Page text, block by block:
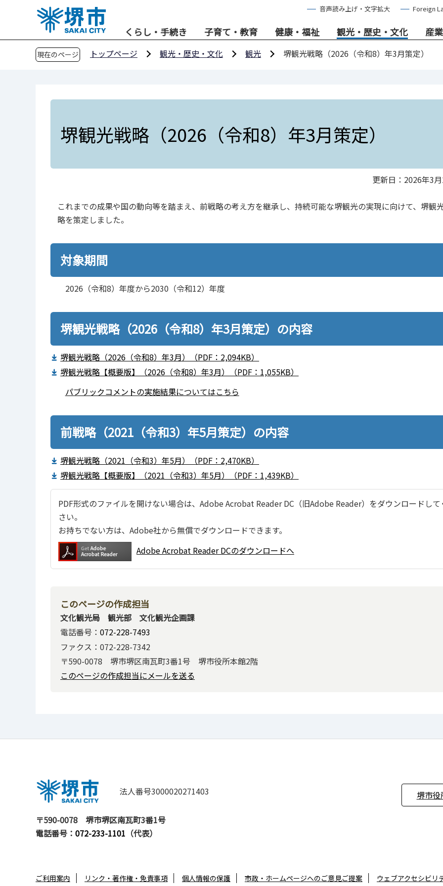
音声読み上げ・文字拡大 Foreign
くらし・手続き 子育て・教育 健康・福祉 観光・歴史・文化 産
現在のページ トップページ 観光・歴史・文化 観光 堺観光戦略（2026（令和8）年3月策定）
堺観光戦略（2026（令和8）年3月策定）
更新日：2026年3
これまでの成果や国の動向等を踏まえ、前戦略の考え方を継承し、持続可能な堺観光の実現に向けて、堺観
略を策定しました。
対象期間
2026（令和8）年度から2030（令和12）年度
堺観光戦略（2026（令和8）年3月策定）の内容
堺観光戦略（2026（令和8）年3月）（PDF：2,094KB）
堺観光戦略【概要版】（2026（令和8）年3月）（PDF：1,055KB）
パブリックコメントの実施結果についてはこちら
前戦略（2021（令和3）年5月策定）の内容
堺観光戦略（2021（令和3）年5月）（PDF：2,470KB）
堺観光戦略【概要版】（2021（令和3）年5月）（PDF：1,439KB）
PDF形式のファイルを開けない場合は、Adobe Acrobat Reader DC（旧Adobe Reader）をダウンロードして
さい。
お持ちでない方は、Adobe社から無償でダウンロードできます。
Adobe Acrobat Reader DCのダウンロードへ
このページの作成担当
文化観光局 観光部 文化観光企画課
電話番号： 072-228-7493
ファクス：072-228-7342
〒590-0078 堺市堺区南瓦町3番1号 堺市役所本館2階
このページの作成担当にメールを送る
法人番号3000020271403
〒590-0078
堺市堺区南瓦町3番1号
電話番号： 072-233-1101 （代表）
堺市
ご利用案内 リンク・著作権・免責事項 個人情報の保護 市政・ホームページへのご意見ご提案 ウェブアクセシビリ